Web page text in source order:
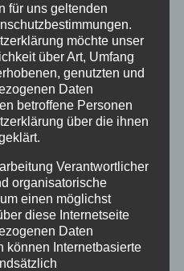
allgäuer holzschilder
für uns geltenden
möchte unser
über Art, Umfang
genutzten und
Daten
betroffene Personen
über die ihnen
Verantwortlicher
organisatorische
einen möglichst
diese Internetseite
Daten
können Internetbasierte